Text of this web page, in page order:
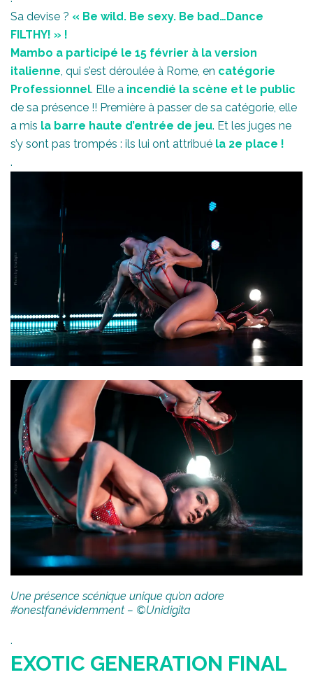
Sa devise ? « Be wild. Be sexy. Be bad…Dance
FILTHY! » !
Mambo a participé le 15 février à la version
italienne , qui s’est déroulée à Rome, en catégorie
Professionnel. Elle a incendié la scène et le public
de sa présence !! Première à passer de sa catégorie, elle
a mis la barre haute d’entrée de jeu. Et les juges ne
s’y sont pas trompés : ils lui ont attribué la 2e place !
.
Une présence scénique unique qu’on adore
#onestfanévidemment – ©Unidigita
.
EXOTIC GENERATION FINAL